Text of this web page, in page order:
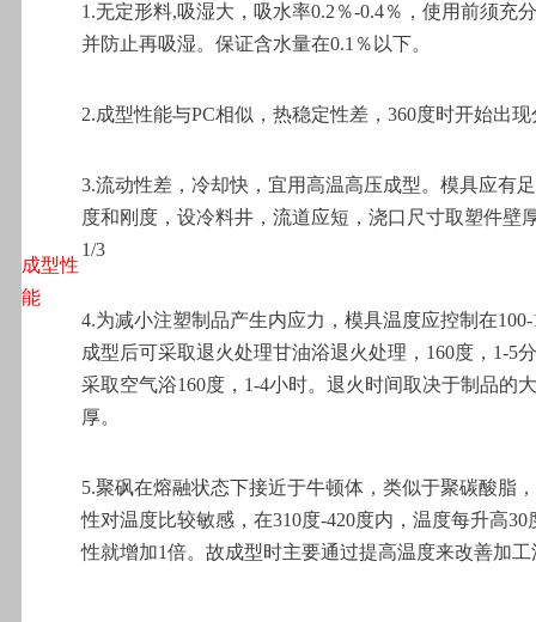
成型性
能
1.无定形料,吸湿大，吸水率0.2％-0.4％，使用前须充
并防止再吸湿。保证含水量在0.1％以下。
2.成型性能与PC相似，热稳定性差，360度时开始出
3.流动性差，冷却快，宜用高温高压成型。模具应有
度和刚度，设冷料井，流道应短，浇口尺寸取塑件壁
1/3
4.为减小注塑制品产生内应力，模具温度应控制在100-
成型后可采取退火处理甘油浴退火处理，160度，1-5
采取空气浴160度，1-4小时。退火时间取决于制品的
厚。
5.聚砜在熔融状态下接近于牛顿体，类似于聚碳酸脂
性对温度比较敏感，在310度-420度内，温度每升高30
性就增加1倍。故成型时主要通过提高温度来改善加